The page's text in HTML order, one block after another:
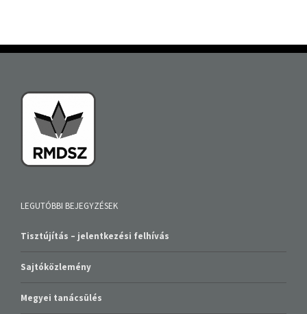
LEGUTÓBBI BEJEGYZÉSEK
Tisztújítás – jelentkezési felhívás
Sajtóközlemény
Megyei tanácsülés